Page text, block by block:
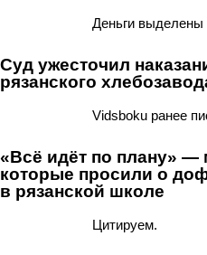
Деньги выделены
Суд ужесточил
рязанского
Vidsboku ранее
«Всё идёт по плану» —
которые просили о
в рязанской школе
Цитируем.